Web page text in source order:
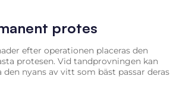
protes
efter operationen placeras den
protesen. Vid tandprovningen kan
den nyans av vitt som bäst passar deras